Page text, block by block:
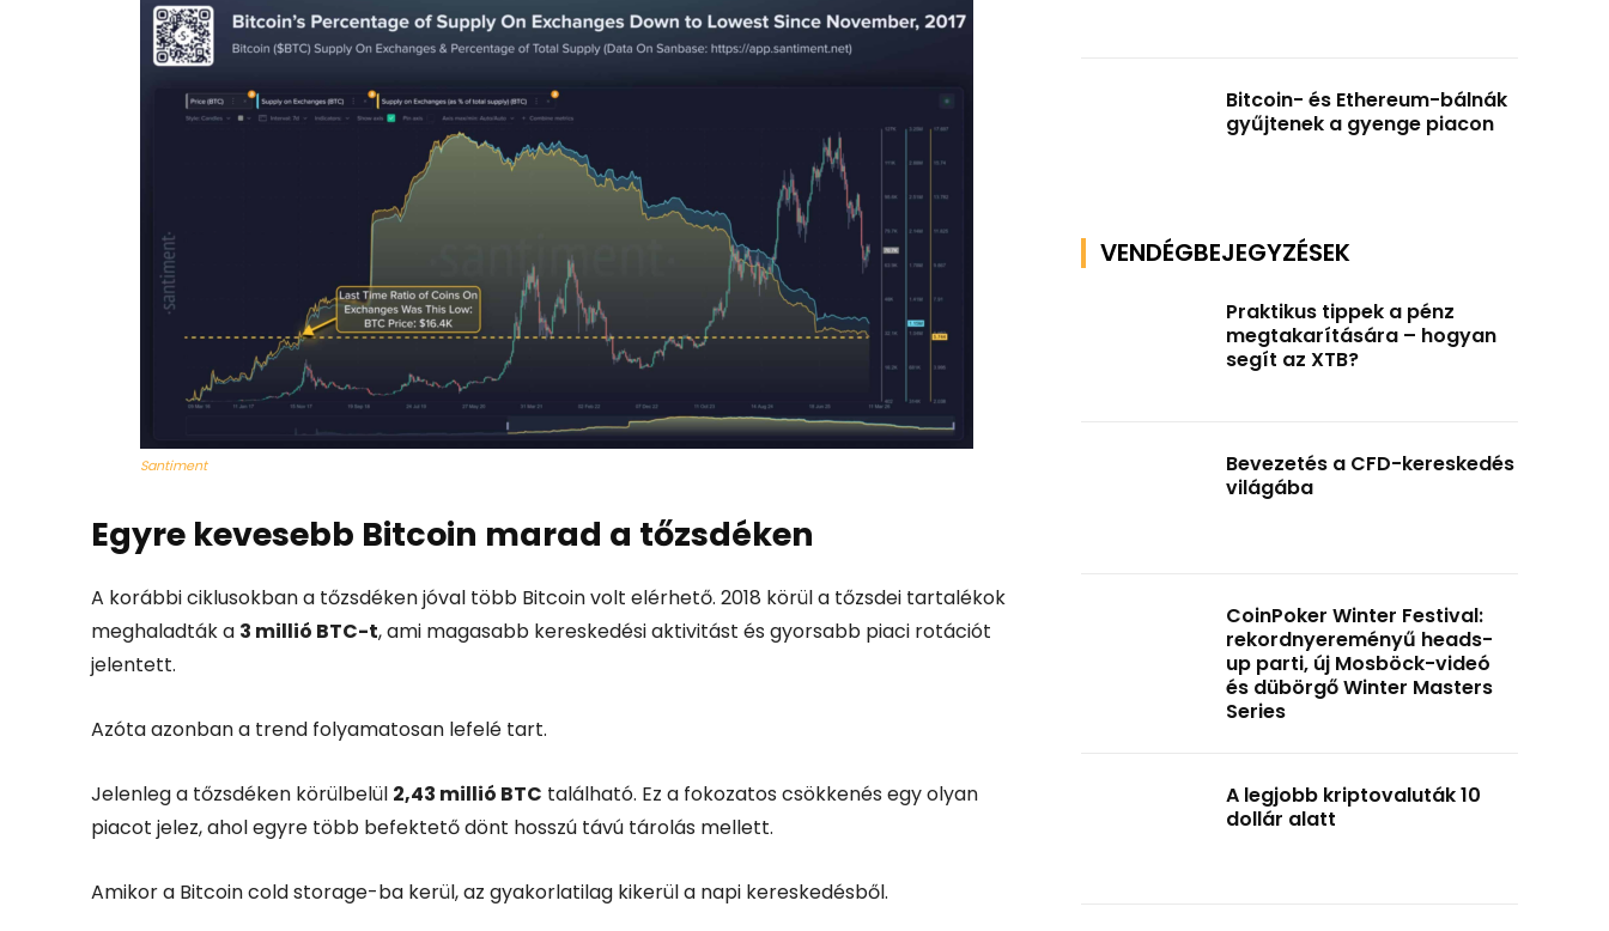
Santiment
Egyre kevesebb Bitcoin marad a tőzsdéken
A korábbi ciklusokban a tőzsdéken jóval több Bitcoin volt elérhető. 2018 körül a tőzsdei tartalékok
meghaladták a 3 millió BTC-t, ami magasabb kereskedési aktivitást és gyorsabb piaci rotációt
jelentett.
Azóta azonban a trend folyamatosan lefelé tart.
Jelenleg a tőzsdéken körülbelül 2,43 millió BTC található. Ez a fokozatos csökkenés egy olyan
piacot jelez, ahol egyre több befektető dönt hosszú távú tárolás mellett.
Amikor a Bitcoin cold storage-ba kerül, az gyakorlatilag kikerül a napi kereskedésből.
Bitcoin- és Ethereum-bálnák
gyűjtenek a gyenge piacon
VENDÉGBEJEGYZÉSEK
Praktikus tippek a pénz
megtakarítására – hogyan
segít az XTB?
Bevezetés a CFD-kereskedés
világába
CoinPoker Winter Festival:
rekordnyereményű heads-
up parti, új Mosböck-videó
és dübörgő Winter Masters
Series
A legjobb kriptovaluták 10
dollár alatt